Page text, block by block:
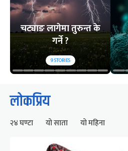
चट्याङ लागेमा तुरुन्त के
गर्ने ?
9STORIES
लोकप्रिय
२४ घण्टा यो साता यो महिना